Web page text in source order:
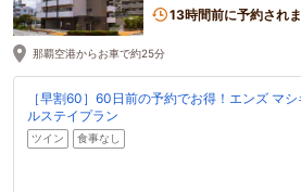
13時間前に予約され
那覇空港からお車で約25分
［早割60］60日前の予約でお得！エンズ マ
ルステイプラン
ツイン 食事なし